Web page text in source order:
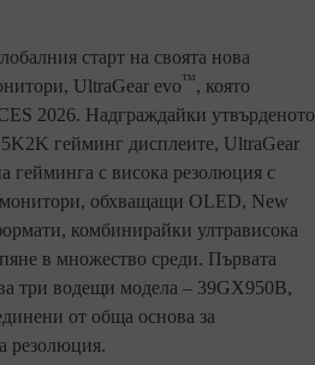
старт на своята нова
UltraGear evo™, която
2026. Надграждайки утвърденото
гейминг дисплеите, UltraGear
гейминга с висока резолюция с
обхващащи OLED, New
комбинирайки ултрависока
в множество среди. Първата
три водещи модела – 39GX950B,
от обща основа за
резолюция.